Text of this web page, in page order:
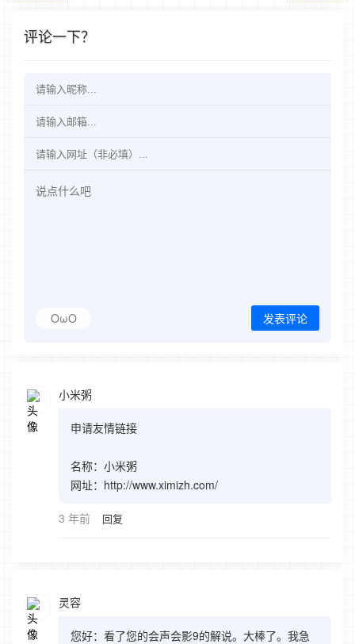
评论一下？
OωO 发表评论
小米粥
申请友情链接
名称：小米粥
网址：http://www.ximizh.com/
3 年前 回复
灵容
您好：看了您的会声会影9的解说。大棒了。我急